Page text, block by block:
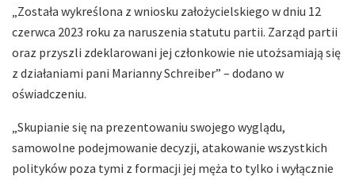
„Została wykreślona z wniosku założycielskiego w dniu 12
czerwca 2023 roku za naruszenia statutu partii. Zarząd partii
oraz przyszli zdeklarowani jej członkowie nie utożsamiają się
z działaniami pani Marianny Schreiber” – dodano w
oświadczeniu.
„Skupianie się na prezentowaniu swojego wyglądu,
samowolne podejmowanie decyzji, atakowanie wszystkich
polityków poza tymi z formacji jej męża to tylko i wyłącznie